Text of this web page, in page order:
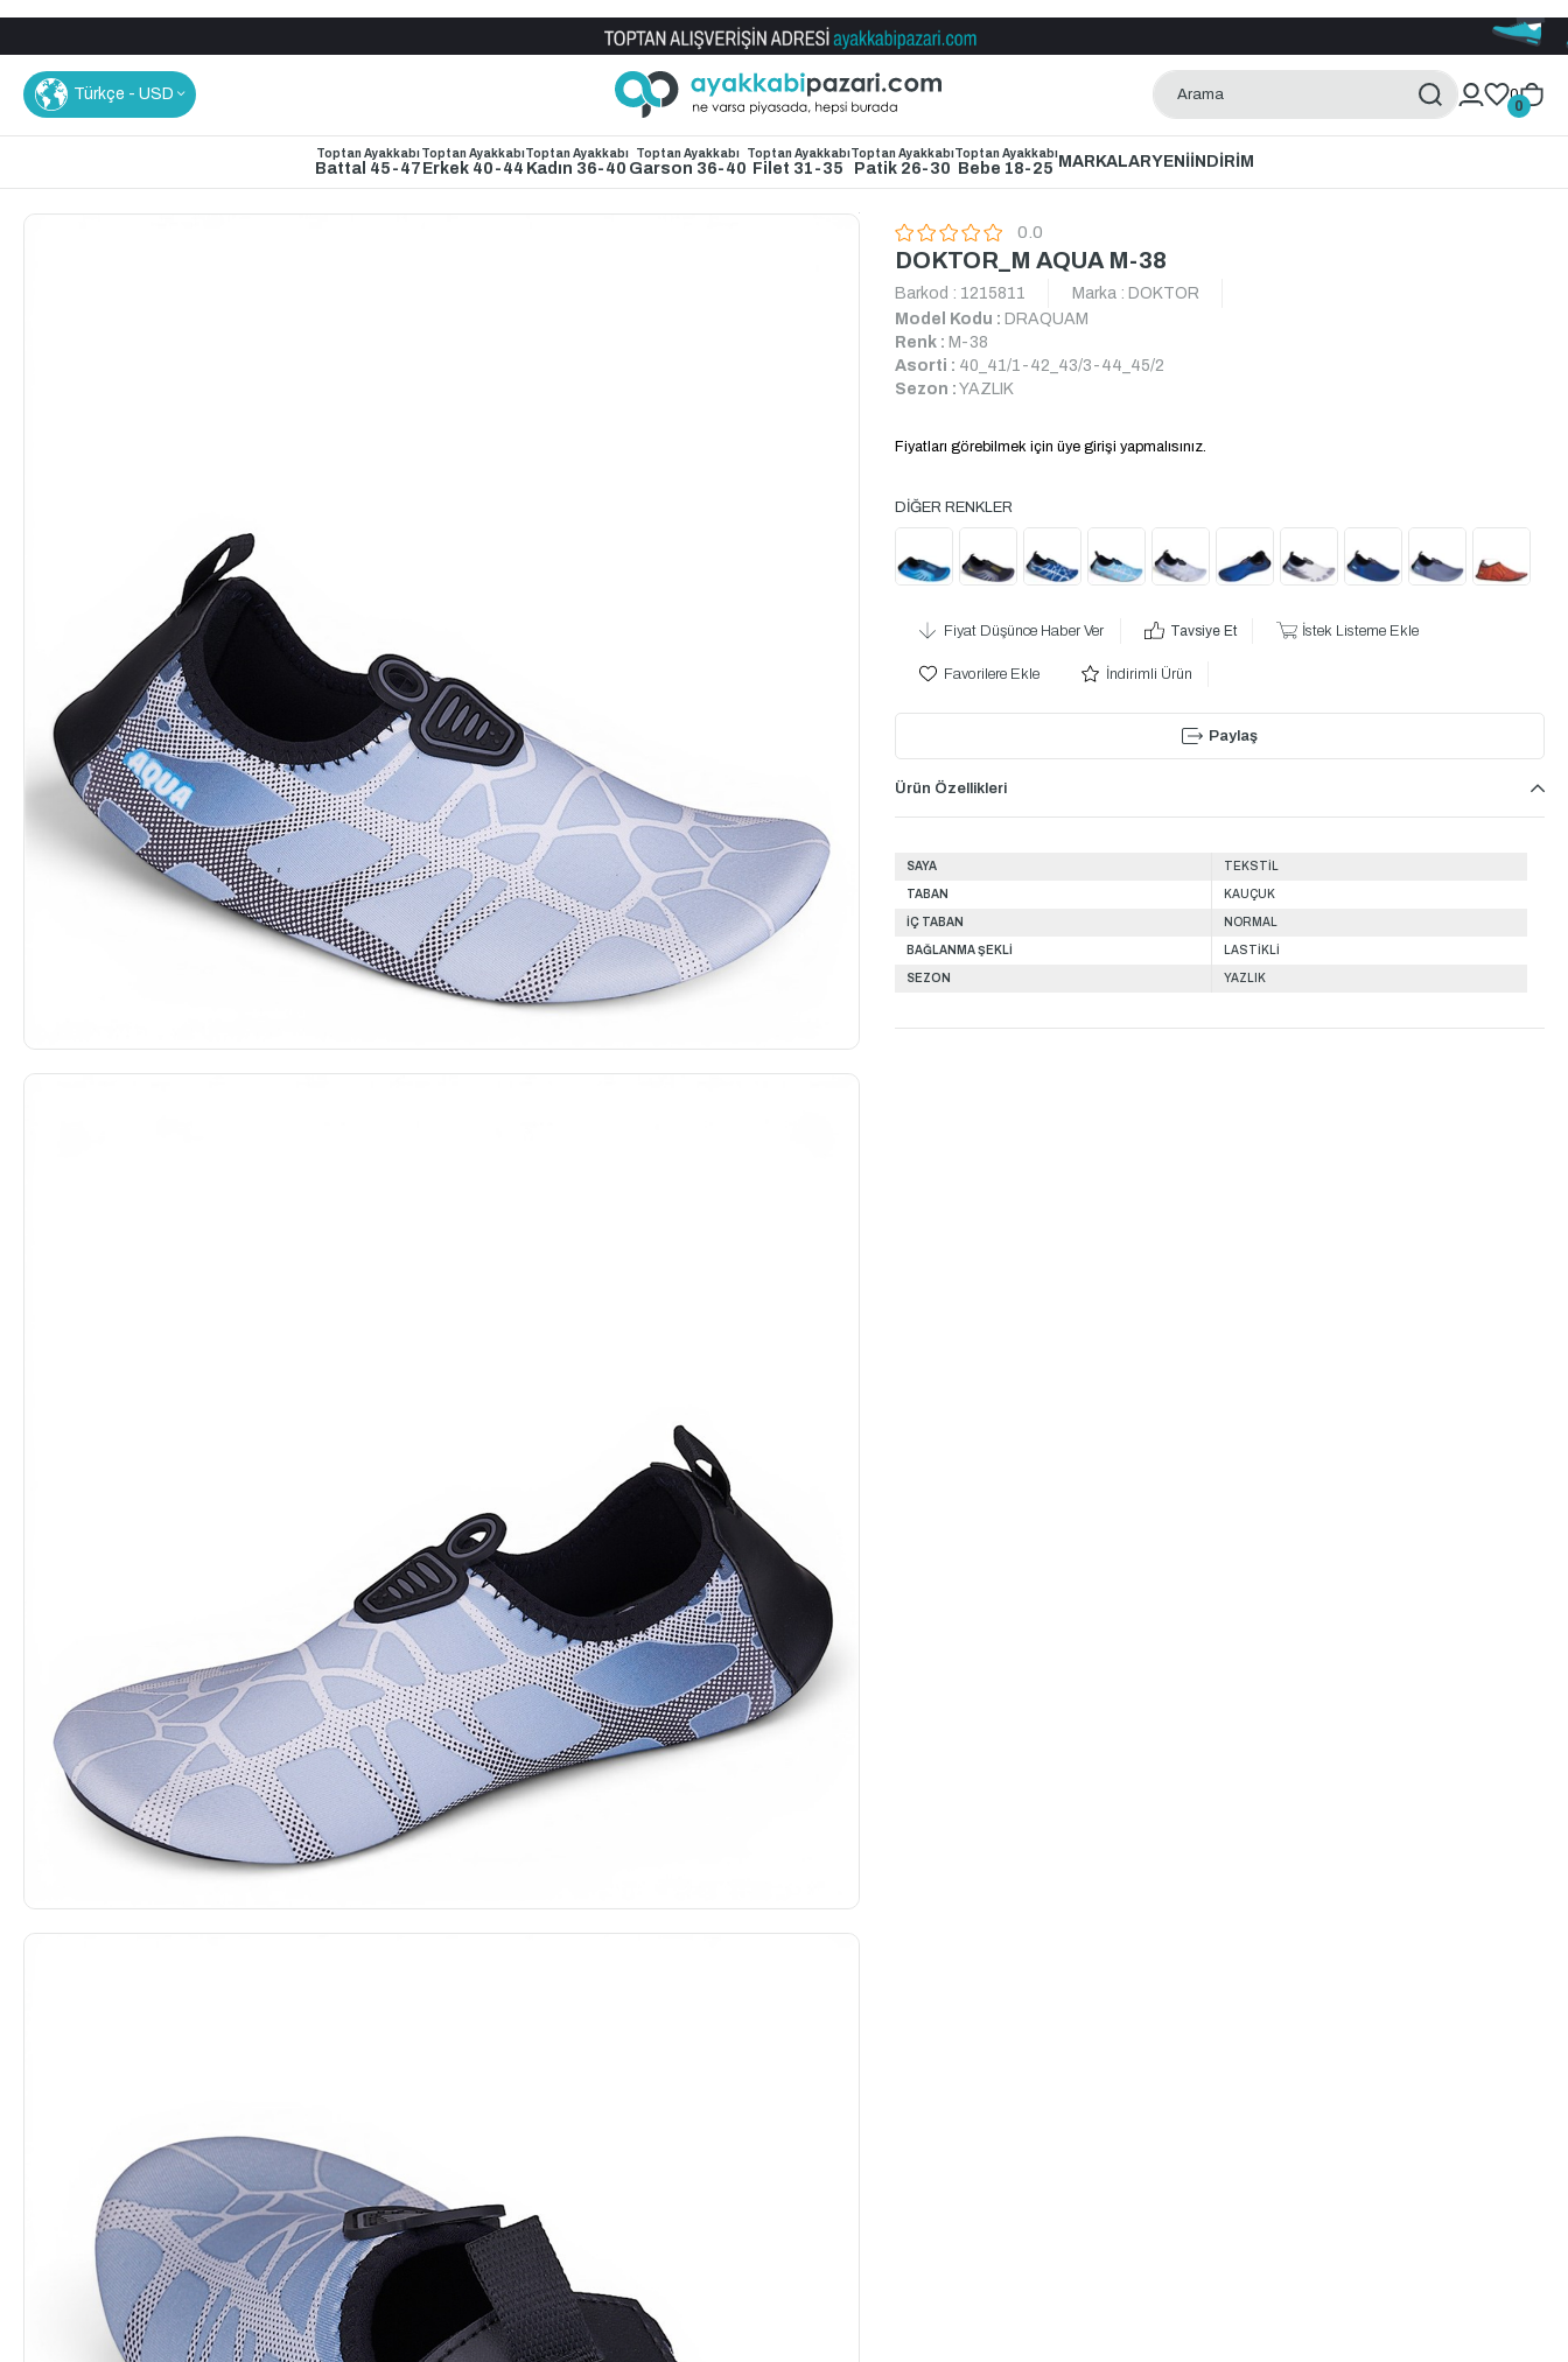
Türkçe - USD 0
0
Toptan Ayakkabı
Battal 45-47
Toptan Ayakkabı
Erkek 40-44
Toptan Ayakkabı
Kadın 36-40
Toptan Ayakkabı
Garson 36-40
Toptan Ayakkabı
Filet 31-35
Toptan Ayakkabı
Patik 26-30
Toptan Ayakkabı
Bebe 18-25 MARKALARYENİİNDİRİM
0.0
DOKTOR_M AQUA M-38
Barkod : 1215811 Marka : DOKTOR
Model Kodu : DRAQUAM
Renk : M-38
Asorti : 40_41/1-42_43/3-44_45/2
Sezon : YAZLIK
Fiyatları görebilmek için üye girişi yapmalısınız.
Fiyat Düşünce Haber Ver Tavsiye Et İstek Listeme Ekle
Favorilere Ekle İndirimli Ürün
Paylaş
Ürün Özellikleri
SAYA TEKSTİL
TABAN KAUÇUK
İÇ TABAN NORMAL
BAĞLANMA ŞEKLİ LASTİKLİ
SEZON YAZLIK